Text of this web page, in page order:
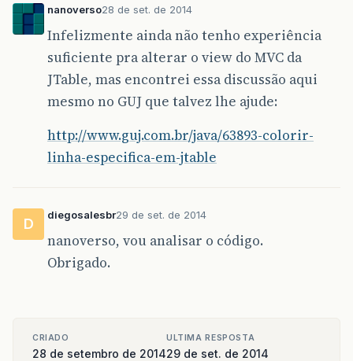
nanoverso28 de set. de 2014
Infelizmente ainda não tenho experiência
suficiente pra alterar o view do MVC da
JTable, mas encontrei essa discussão aqui
mesmo no GUJ que talvez lhe ajude:
http://www.guj.com.br/java/63893-colorir-
linha-especifica-em-jtable
D
diegosalesbr29 de set. de 2014
nanoverso, vou analisar o código.
Obrigado.
CRIADO
28 de setembro de 2014
ULTIMA RESPOSTA
29 de set. de 2014